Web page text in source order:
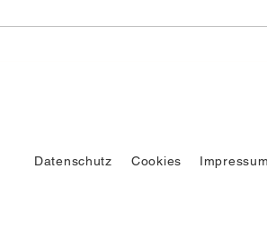
Datenschutz Cookies Impressum